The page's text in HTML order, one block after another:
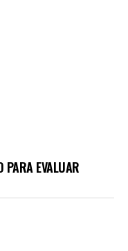
PARA EVALUAR